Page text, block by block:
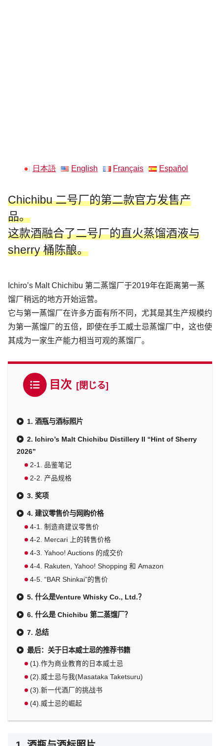
日本語 English Français Español
Chichibu 二号厂的第二款官方发售产
品。
这款酒融合了二号厂的直火蒸馏酒液与
sherry 桶陈酿。
Ichiro’s Malt Chichibu 第二蒸馏厂于2019年在距离第一蒸
馏厂稍远的地方开始运营。
它与第一蒸馏厂在许多方面有所不同，尤其是其生产规模约
为第一蒸馏厂的五倍，即使在手工威士忌蒸馏厂中，这也使
其成为一家生产能力相当可观的蒸馏厂。
目次
1. 酒瓶与酒标照片
2. Ichiro’s Malt Chichibu Distillery II “Hint of Sherry
2026”
2-1. 品鉴笔记
2-2. 产品规格
3. 奖项
4. 建议零售价与网购价格
4-1. 制造商建议零售价
4-2. Mercari 上的转售价格
4-3. Yahoo! Auctions 的成交价
4-4. Rakuten, Yahoo! Shopping 和 Amazon
4-5. “BAR Shinkai”的售价
5. 什么是Venture Whisky Co., Ltd.？
6. 什么是 Chichibu 第二蒸馏厂？
7. 总结
最后：关于日本威士忌的推荐书籍
(1).作为商业教育的日本威士忌
(2).威士忌与我(Masataka Taketsuru)
(3).新一代酒厂的挑战书
(4).威士忌的崛起